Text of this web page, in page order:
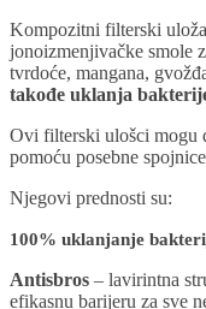
Kompozitni filterski
jonoizmenjivačke smole
tvrdoće, mangana,
takođe uklanja
Ovi filterski ulošci mogu
pomoću posebne
Njegovi prednosti su:
100% uklanjanje
Antisbros – lavirintna
efikasnu barijeru za sve